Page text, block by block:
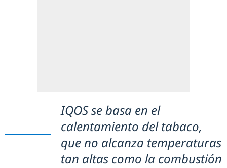
IQOS se basa en el
calentamiento del tabaco,
que no alcanza temperaturas
tan altas como la combustión